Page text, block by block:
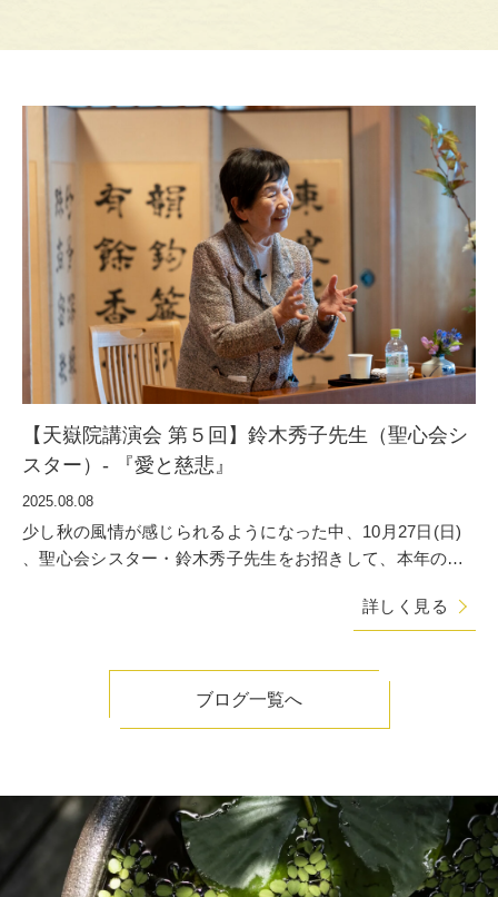
【天嶽院講演会 第５回】鈴木秀子先生（聖心会シ
スター）- 『愛と慈悲』
2025.08.08
少し秋の風情が感じられるようになった中、10月27日(日)
、聖心会シスター・鈴木秀子先生をお招きして、本年の天
詳しく見る
ブログ一覧へ